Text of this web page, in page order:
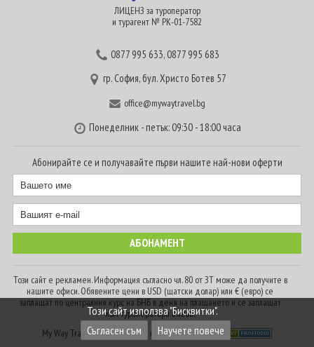
ЛИЦЕНЗ за туроператор
и турагент № РК-01-7582
0877 995 633,0877 995 683
гр. София, бул. Христо Ботев 57
office@mywaytravel.bg
Понеделник - петък: 09:30 - 18:00 часа
Абонирайте се и получавайте първи нашите най-нови оферти
Този сайт е рекламен. Информация съгласно чл. 80 от ЗТ може да получите в
нашите офиси. Обявените цени в USD (щатски долар) или € (евро) се
заплащат по централния курс на БНБ в деня на плащането и се заплащат
към туроператора в лева.
My Way Travel © 2016. Всички права запазени
Този сайт използва "Бисквитки".
Съгласен съм
Научете повече